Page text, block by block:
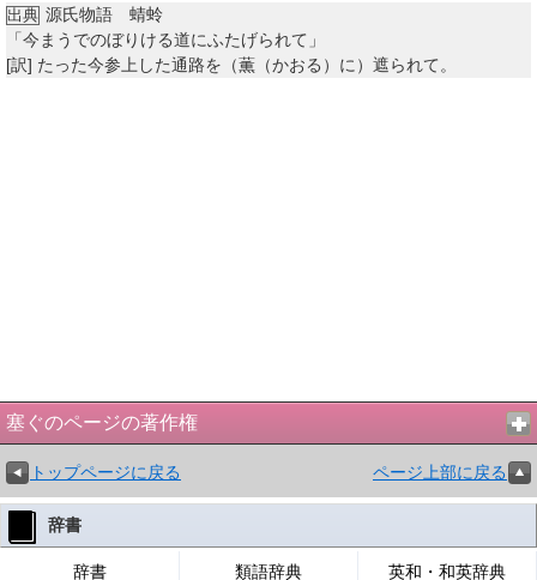
出典 源氏物語 蜻蛉
「今まうでのぼりける道にふたげられて」
[訳] たった今参上した通路を（薫（かおる）に）遮られて。
塞ぐのページの著作権
トップページに戻る ページ上部に戻る
辞書
辞書 類語辞典 英和・和英辞典